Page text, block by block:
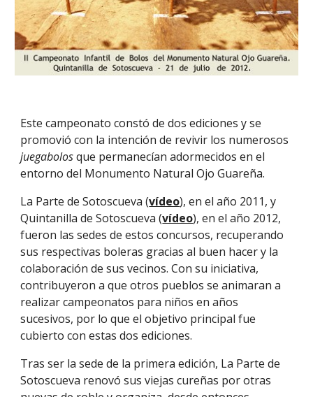
Este campeonato constó de dos ediciones y se
promovió con la intención de revivir los numerosos
juegabolosque permanecían adormecidos en el
entorno del Monumento Natural Ojo Guareña.
La Parte de Sotoscueva (vídeo), en el año 2011, y
Quintanilla de Sotoscueva (vídeo), en el año 2012,
fueron las sedes de estos concursos, recuperando
sus respectivas boleras gracias al buen hacer y la
colaboración de sus vecinos. Con su iniciativa,
contribuyeron a que otros pueblos se animaran a
realizar campeonatos para niños en años
sucesivos, por lo que el objetivo principal fue
cubierto con estas dos ediciones.
Tras ser la sede de la primera edición, La Parte de
Sotoscueva renovó sus viejas cureñas por otras